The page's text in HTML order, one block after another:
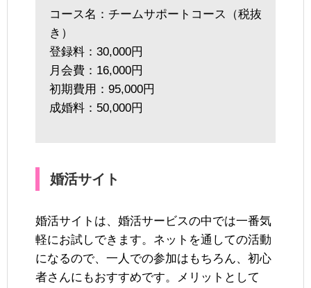
コース名：チームサポートコース（税抜
き）
登録料：30,000円
月会費：16,000円
初期費用：95,000円
成婚料：50,000円
婚活サイト
婚活サイトは、婚活サービスの中では一番気
軽にお試しできます。ネットを通しての活動
になるので、一人での参加はもちろん、初心
者さんにもおすすめです。メリットとして